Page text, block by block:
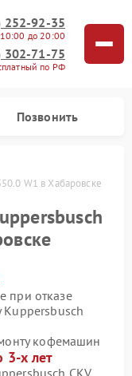
252-92-35
10:00 до 20:00
302-71-75
по РФ
Позвонить
W1 в Хабаровске
при отказе
кофемашин
3-х лет